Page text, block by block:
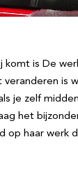
is De
veranderen is
je zelf
het
op haar werk